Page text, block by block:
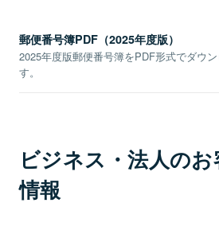
郵便番号簿PDF（2025年度版）
2025年度版郵便番号簿をPDF形式でダウ
す。
ビジネス・法人の
情報